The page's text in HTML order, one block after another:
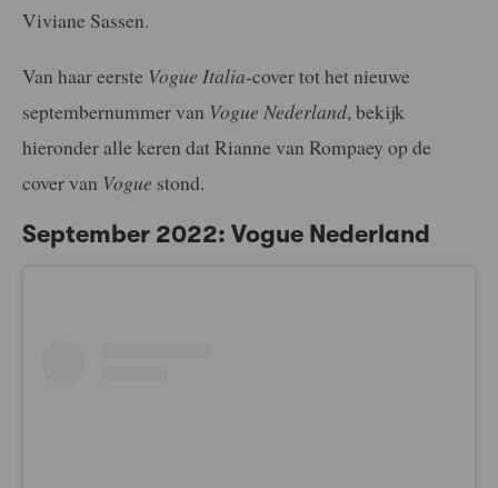
Viviane Sassen.
Van haar eerste Vogue Italia-cover tot het nieuwe
septembernummer van Vogue Nederland, bekijk
hieronder alle keren dat Rianne van Rompaey op de
cover van Vogue stond.
September 2022: Vogue Nederland